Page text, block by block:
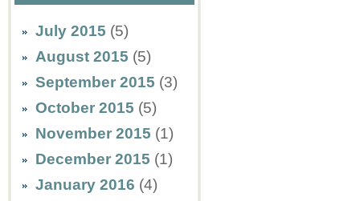
July 2015 (5)
August 2015 (5)
September 2015 (3)
October 2015 (5)
November 2015 (1)
December 2015 (1)
January 2016 (4)